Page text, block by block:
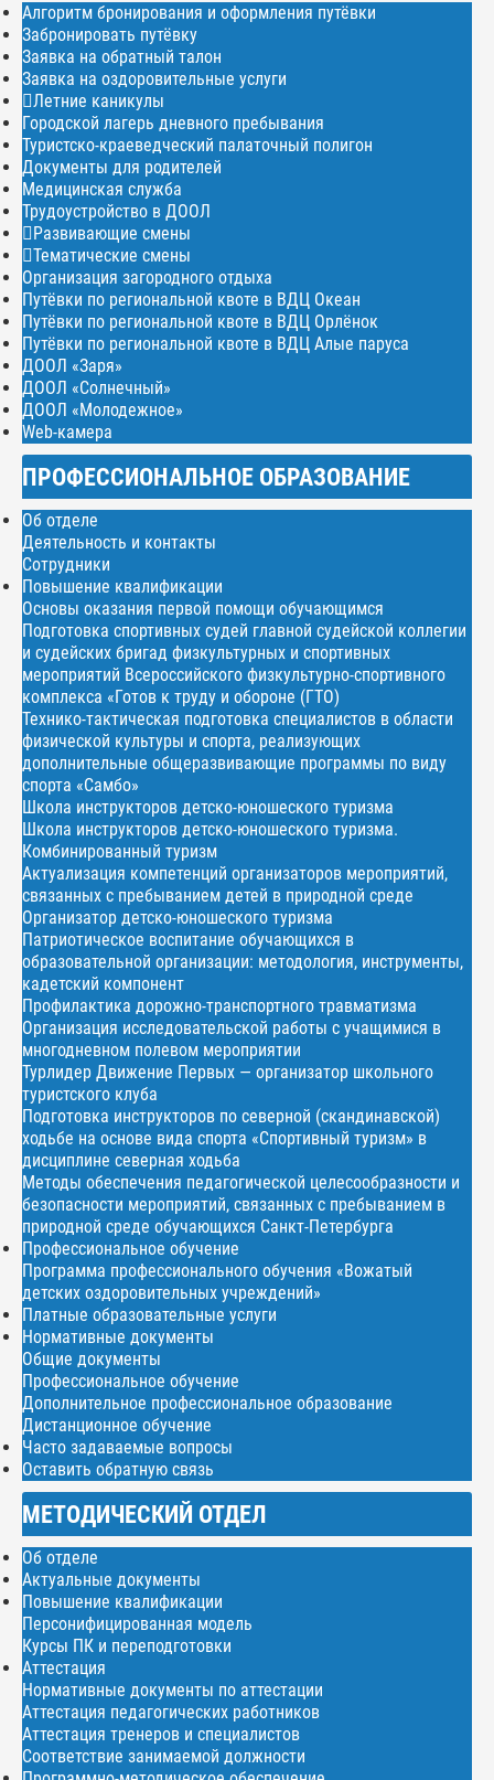
Алгоритм бронирования и оформления путёвки
Забронировать путёвку
Заявка на обратный талон
Заявка на оздоровительные услуги
Летние каникулы
Городской лагерь дневного пребывания
Туристско-краеведческий палаточный полигон
Документы для родителей
Медицинская служба
Трудоустройство в ДООЛ
Развивающие смены
Тематические смены
Организация загородного отдыха
Путёвки по региональной квоте в ВДЦ Океан
Путёвки по региональной квоте в ВДЦ Орлёнок
Путёвки по региональной квоте в ВДЦ Алые паруса
ДООЛ «Заря»
ДООЛ «Солнечный»
ДООЛ «Молодежное»
Web-камера
ПРОФЕССИОНАЛЬНОЕ ОБРАЗОВАНИЕ
Об отделе
Деятельность и контакты
Сотрудники
Повышение квалификации
Основы оказания первой помощи обучающимся
Подготовка спортивных судей главной судейской коллегии
и судейских бригад физкультурных и спортивных
мероприятий Всероссийского физкультурно-спортивного
комплекса «Готов к труду и обороне (ГТО)
Технико-тактическая подготовка специалистов в области
физической культуры и спорта, реализующих
дополнительные общеразвивающие программы по виду
спорта «Самбо»
Школа инструкторов детско-юношеского туризма
Школа инструкторов детско-юношеского туризма.
Комбинированный туризм
Актуализация компетенций организаторов мероприятий,
связанных с пребыванием детей в природной среде
Организатор детско-юношеского туризма
Патриотическое воспитание обучающихся в
образовательной организации: методология, инструменты,
кадетский компонент
Профилактика дорожно-транспортного травматизма
Организация исследовательской работы с учащимися в
многодневном полевом мероприятии
Турлидер Движение Первых — организатор школьного
туристского клуба
Подготовка инструкторов по северной (скандинавской)
ходьбе на основе вида спорта «Спортивный туризм» в
дисциплине северная ходьба
Методы обеспечения педагогической целесообразности и
безопасности мероприятий, связанных с пребыванием в
природной среде обучающихся Санкт-Петербурга
Профессиональное обучение
Программа профессионального обучения «Вожатый
детских оздоровительных учреждений»
Платные образовательные услуги
Нормативные документы
Общие документы
Профессиональное обучение
Дополнительное профессиональное образование
Дистанционное обучение
Часто задаваемые вопросы
Оставить обратную связь
МЕТОДИЧЕСКИЙ ОТДЕЛ
Об отделе
Актуальные документы
Повышение квалификации
Персонифицированная модель
Курсы ПК и переподготовки
Аттестация
Нормативные документы по аттестации
Аттестация педагогических работников
Аттестация тренеров и специалистов
Соответствие занимаемой должности